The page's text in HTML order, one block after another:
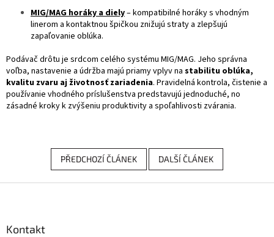
MIG/MAG horáky a diely– kompatibilné horáky s vhodným
linerom a kontaktnou špičkou znižujú straty a zlepšujú
zapaľovanie oblúka.
Podávač drôtu je srdcom celého systému MIG/MAG. Jeho správna
voľba, nastavenie a údržba majú priamy vplyv na stabilitu oblúka,
kvalitu zvaru aj životnosť zariadenia. Pravidelná kontrola, čistenie a
používanie vhodného príslušenstva predstavujú jednoduché, no
zásadné kroky k zvýšeniu produktivity a spoľahlivosti zvárania.
PŘEDCHOZÍ ČLÁNEK DALŠÍ ČLÁNEK
Kontakt